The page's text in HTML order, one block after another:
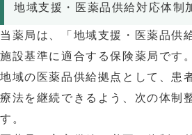
地域支援・医薬品供給対応体制
当薬局は、「地域支援・医薬品供
施設基準に適合する保険薬局です。
地域の医薬品供給拠点として、患
療法を継続できるよう、次の体制
す。